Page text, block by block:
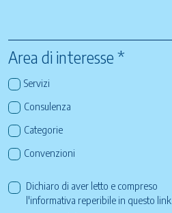
Area di interesse *
Servizi
Consulenza
Categorie
Convenzioni
Dichiaro di aver letto e compreso
l'informativa reperibile in questo link